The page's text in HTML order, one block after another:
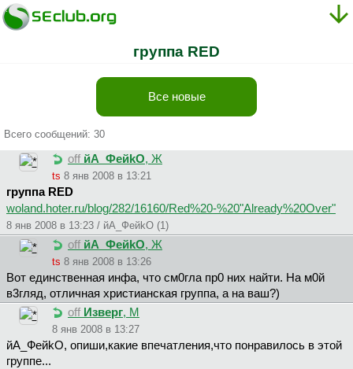
группа RED
Все новые
Всего сообщений: 30
off йA_ФeйkO, Ж
ts 8 янв 2008 в 13:21
группа RED
woland.hoter.ru/blog/282/16160/Red%20-%20"Already%20Over"
8 янв 2008 в 13:23 / йA_ФeйkO (1)
off йA_ФeйkO, Ж
ts 8 янв 2008 в 13:26
Вот единственная инфа, что см0гла пр0 них найти. На м0й
в3гляд, отличная христианская группа, а на ваш?)
off Изверг, М
8 янв 2008 в 13:27
йA_ФeйkO, опиши,какие впечатления,что понравилось в этой
группе...